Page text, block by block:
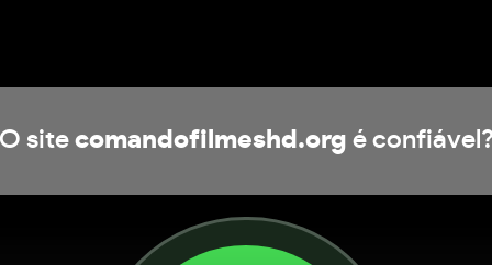
site comandofilmeshd.org é confiável?